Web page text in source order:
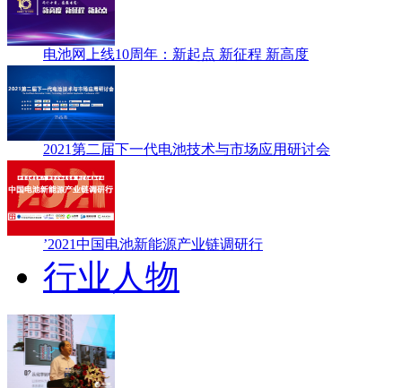
电池网上线10周年：新起点 新征程 新高度
2021第二届下一代电池技术与市场应用研讨会
’2021中国电池新能源产业链调研行
行业人物